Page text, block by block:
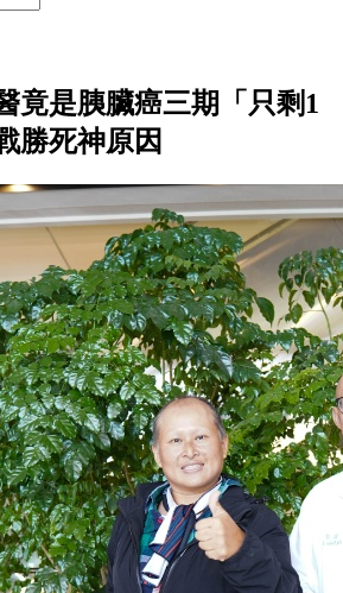
竟是胰臟癌三期「只剩1
勝死神原因